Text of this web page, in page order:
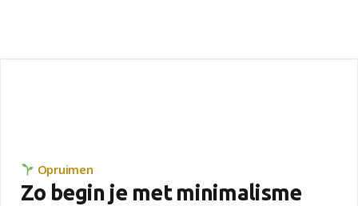
Opruimen
Zo begin je met minimalisme